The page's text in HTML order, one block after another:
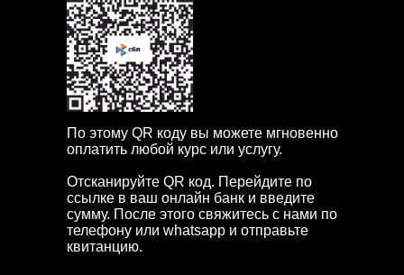
По этому QR коду вы можете мгновенно
оплатить любой курс или услугу.
Отсканируйте QR код. Перейдите по
ссылке в ваш онлайн банк и введите
сумму. После этого свяжитесь с нами по
телефону или whatsapp и отправьте
квитанцию.